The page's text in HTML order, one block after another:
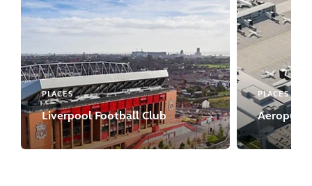
PLACES
Liverpool Football Club
PLACES |